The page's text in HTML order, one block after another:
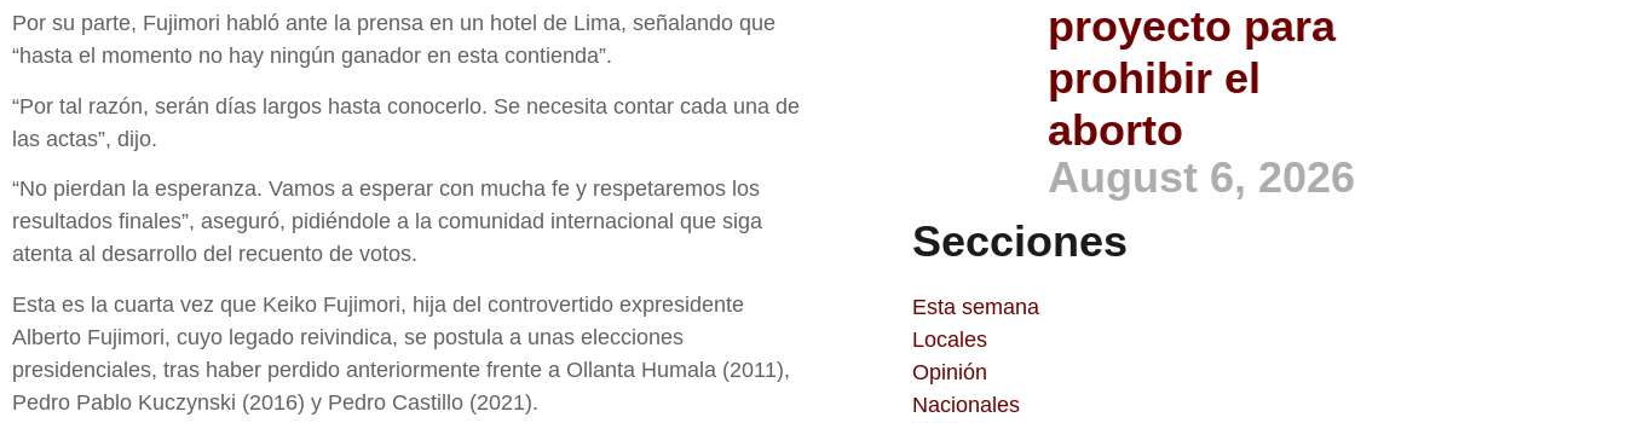
Por su parte, Fujimori habló ante la prensa en un hotel de Lima, señalando que
“hasta el momento no hay ningún ganador en esta contienda”.
“Por tal razón, serán días largos hasta conocerlo. Se necesita contar cada una de
las actas”, dijo.
“No pierdan la esperanza. Vamos a esperar con mucha fe y respetaremos los
resultados finales”, aseguró, pidiéndole a la comunidad internacional que siga
atenta al desarrollo del recuento de votos.
Esta es la cuarta vez que Keiko Fujimori, hija del controvertido expresidente
Alberto Fujimori, cuyo legado reivindica, se postula a unas elecciones
presidenciales, tras haber perdido anteriormente frente a Ollanta Humala (2011),
Pedro Pablo Kuczynski (2016) y Pedro Castillo (2021).
proyecto para
prohibir el
aborto
August 6, 2026
Secciones
Esta semana
Locales
Opinión
Nacionales